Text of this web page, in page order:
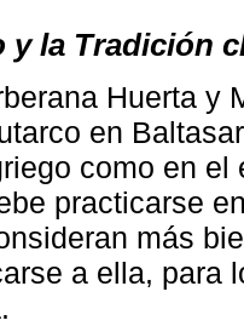
y la Tradición
Huerta y
en
como en
practicarse
más
a ella, para